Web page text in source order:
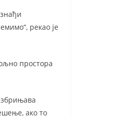
рекао је
простора
ако то